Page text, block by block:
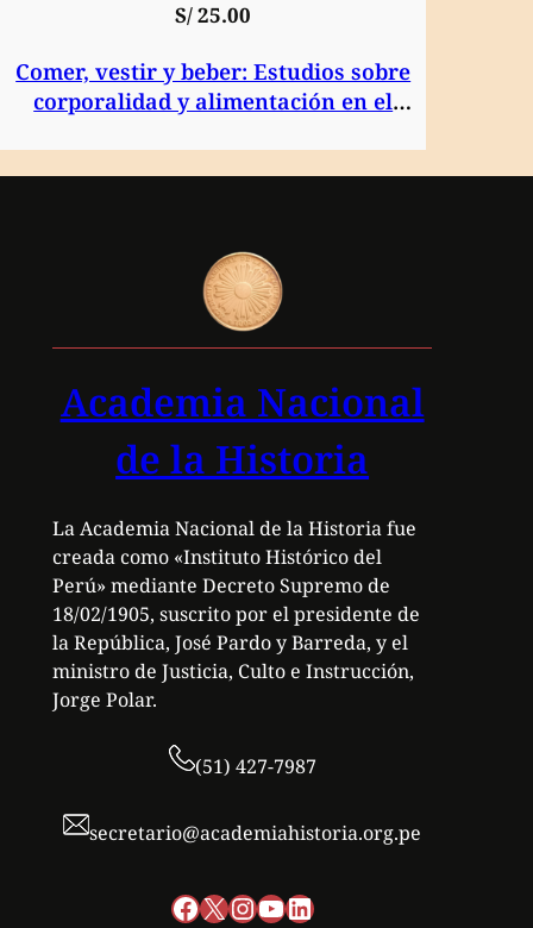
S/25.00
Comer, vestir y beber: Estudios sobre
corporalidad y alimentación en el
Academia Nacional
de la Historia
La Academia Nacional de la Historia fue
creada como «Instituto Histórico del
Perú» mediante Decreto Supremo de
18/02/1905, suscrito por el presidente de
la República, José Pardo y Barreda, y el
ministro de Justicia, Culto e Instrucción,
Jorge Polar.
(51) 427-7987
secretario@academiahistoria.org.pe
Facebook
X Instagram
YouTube
LinkedIn